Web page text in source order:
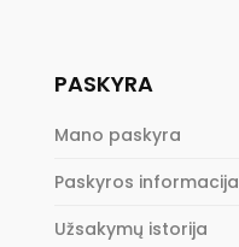
PASKYRA
Mano paskyra
Paskyros informacija
Užsakymų istorija